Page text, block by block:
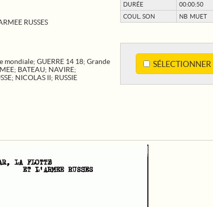
DURÉE
00:00:50
COUL. SON
NB MUET
SÉLECTIONNER
RUSSES
mondiale; GUERRE 14 18; Grande
; BATEAU; NAVIRE;
; NICOLAS II; RUSSIE